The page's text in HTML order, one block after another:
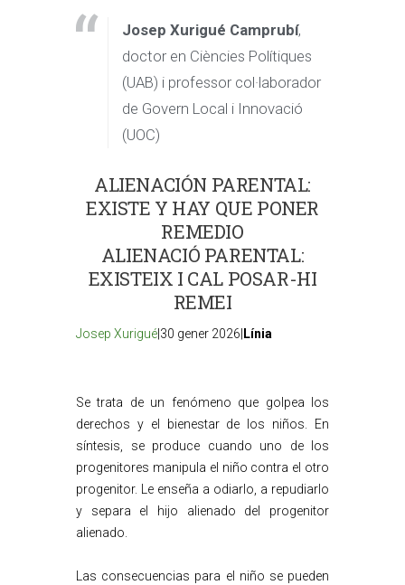
Josep Xurigué Camprubí,
doctor en Ciències Polítiques
(UAB) i professor col·laborador
de Govern Local i Innovació
(UOC)
ALIENACIÓN PARENTAL:
EXISTE Y HAY QUE PONER
REMEDIO
ALIENACIÓ PARENTAL:
EXISTEIX I CAL POSAR-HI
REMEI
Josep Xurigué |30 gener 2026| Línia
Se trata de un fenómeno que golpea los
derechos y el bienestar de los niños. En
síntesis, se produce cuando uno de los
progenitores manipula el niño contra el otro
progenitor. Le enseña a odiarlo, a repudiarlo
y separa el hijo alienado del progenitor
alienado.
Las consecuencias para el niño se pueden